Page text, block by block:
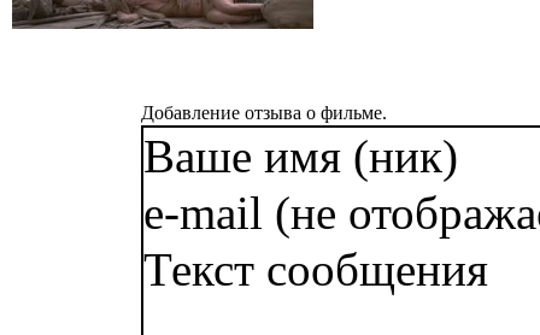
Добавление отзыва о фильме.
Ваше имя (ник)
e-mail (не
Текст сообщения